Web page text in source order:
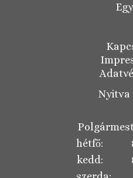
Nyitva
hétfő:
kedd: